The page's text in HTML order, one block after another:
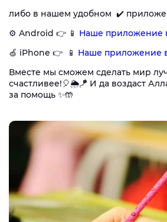
либо в нашем удобном ✔️
⚙️ Android 👉 📱 Наше приложение
🍏 iPhone 👉 📱 Наше приложение
Вместе мы сможем сделать мир
счастливее!🎈🌦🪁 И да воздаст
за помощь ✨🤲